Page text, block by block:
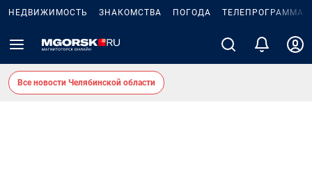
НЕДВИЖИМОСТЬ ЗНАКОМСТВА ПОГОДА ТЕЛЕПРОГРАММА
Все новости Челябинской области